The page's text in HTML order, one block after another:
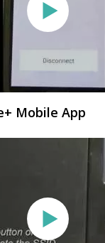
Mobile App